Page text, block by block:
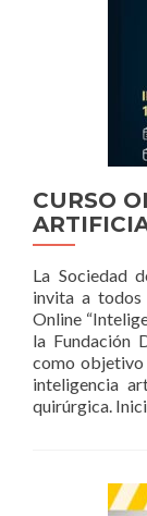
CURSO
La Sociedad
invita a
Online
la Fundación
como objetivo
inteligencia
quirúrgica.